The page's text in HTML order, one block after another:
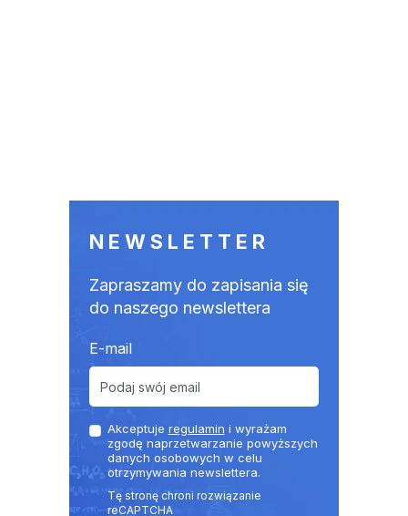
NEWSLETTER
Zapraszamy do zapisania się
do naszego newslettera
E-mail
Akceptuje regulamin i wyrażam
zgodę naprzetwarzanie powyższych
danych osobowych w celu
otrzymywania newslettera.